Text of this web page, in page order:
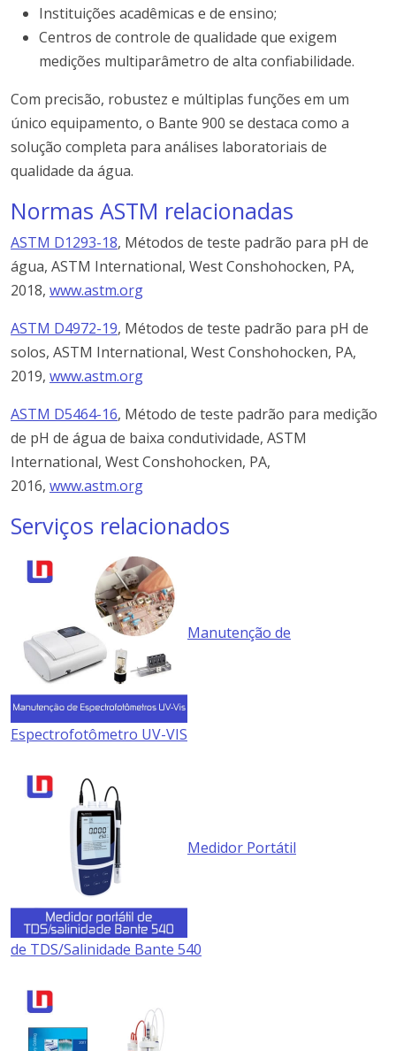
Instituições acadêmicas e de ensino;
Centros de controle de qualidade que exigem
medições multiparâmetro de alta confiabilidade.
Com precisão, robustez e múltiplas funções em um
único equipamento, o Bante 900 se destaca como a
solução completa para análises laboratoriais de
qualidade da água.
Normas ASTM relacionadas
ASTM D1293-18, Métodos de teste padrão para pH de
água, ASTM International, West Conshohocken, PA,
2018, www.astm.org
ASTM D4972-19, Métodos de teste padrão para pH de
solos, ASTM International, West Conshohocken, PA,
2019, www.astm.org
ASTM D5464-16, Método de teste padrão para medição
de pH de água de baixa condutividade, ASTM
International, West Conshohocken, PA,
2016, www.astm.org
Serviços relacionados
Manutenção de
Espectrofotômetro UV-VIS
Medidor Portátil
de TDS/Salinidade Bante 540